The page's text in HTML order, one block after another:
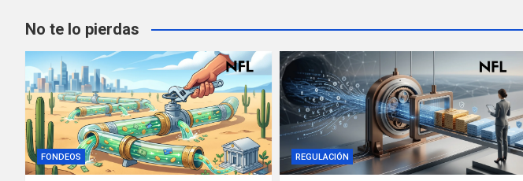
No te lo pierdas
FONDEOS REGULACIÓN